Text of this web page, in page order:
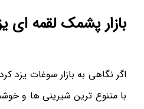
بازار پشمک لقمه ای
اگر نگاهی به بازار سوغات یزد
با متنوع ترین شیرینی ها و